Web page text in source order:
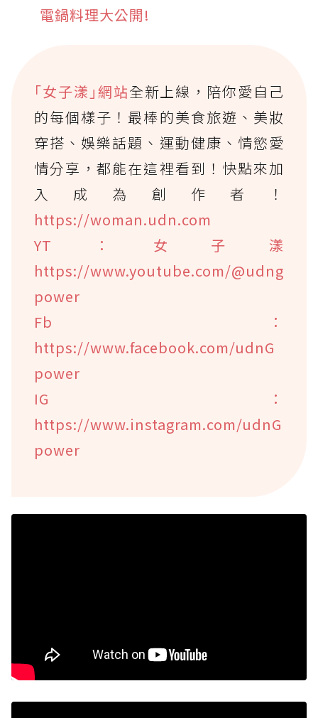
電鍋料理大公開!
｢女子漾｣網站全新上線，陪你愛自己
的每個樣子！最棒的美食旅遊、美妝
穿搭、娛樂話題、運動健康、情慾愛
情分享，都能在這裡看到！快點來加
入成為創作者！
https://woman.udn.com
YT：女子漾
https://www.youtube.com/@udng
power
Fb：
https://www.facebook.com/udnG
power
IG：
https://www.instagram.com/udnG
power